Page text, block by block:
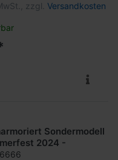
zzgl. Versandkosten
Sondermodell
2024 -